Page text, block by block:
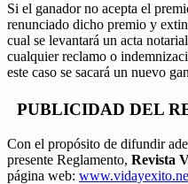
Si el ganador no acepta el
renunciado dicho premio y
cual se levantará un acta
cualquier reclamo o
este caso se sacará un nuevo
PUBLICIDAD DEL
Con el propósito de difundir
presente Reglamento, Revista
página web: